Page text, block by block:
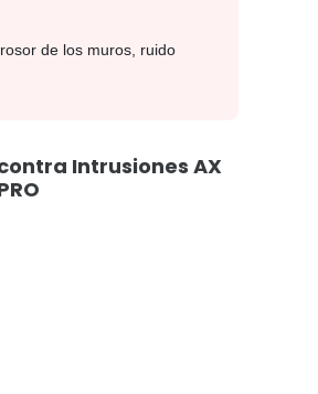
de los muros, ruido
Intrusiones AX